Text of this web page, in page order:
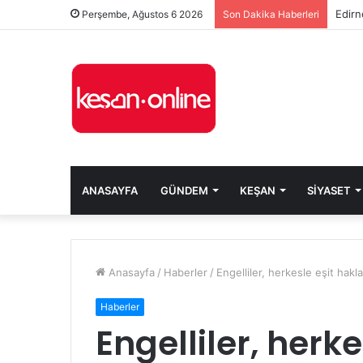
Perşembe, Ağustos 6 2026 Son Dakika Haberleri
ANASAYFA GÜNDEM KEŞAN SIYASET
Anasayfa / Haberler / Engelliler, herkesle eşit
Haberler
Engelliler,